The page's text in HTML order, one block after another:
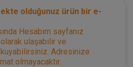
olduğunuz ürün bir e-
Hesabım sayfanız
ulaşabilir ve
Adresinize
olmayacaktır.